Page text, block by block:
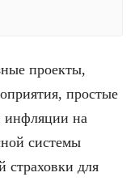
проекты,
простые
инфляции на
системы
страховки для